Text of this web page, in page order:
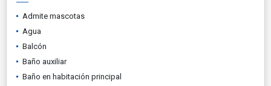
Admite mascotas
Agua
Balcón
Baño auxiliar
Baño en habitación principal